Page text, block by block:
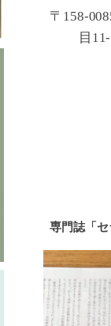
〒158-
目
専門誌「